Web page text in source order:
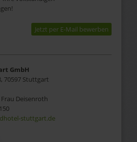
Jetzt per E-Mail bewerben
GmbH
70597 Stuttgart
Frau Deisenroth
stuttgart.de